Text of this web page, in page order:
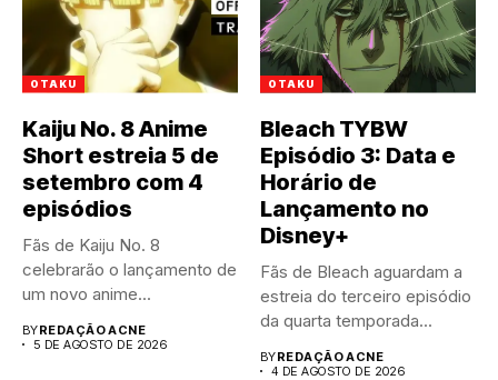
OTAKU
Kaiju No. 8 Anime
Short estreia 5 de
setembro com 4
episódios
Fãs de Kaiju No. 8
celebrarão o lançamento de
um novo anime...
BYREDAÇÃO ACNE
5 DE AGOSTO DE 2026
OTAKU
Bleach TYBW
Episódio 3: Data e
Horário de
Lançamento no
Disney+
Fãs de Bleach aguardam a
estreia do terceiro episódio
da quarta temporada...
BYREDAÇÃO ACNE
4 DE AGOSTO DE 2026